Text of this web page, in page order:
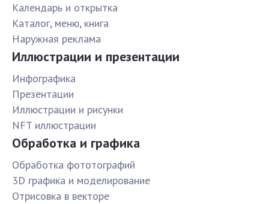
Календарь и открытка
Каталог, меню, книга
Наружная реклама
Иллюстрации и презентации
Инфографика
Презентации
Иллюстрации и рисунки
NFT иллюстрации
Обработка и графика
Обработка фототографий
3D графика и моделирование
Отрисовка в векторе